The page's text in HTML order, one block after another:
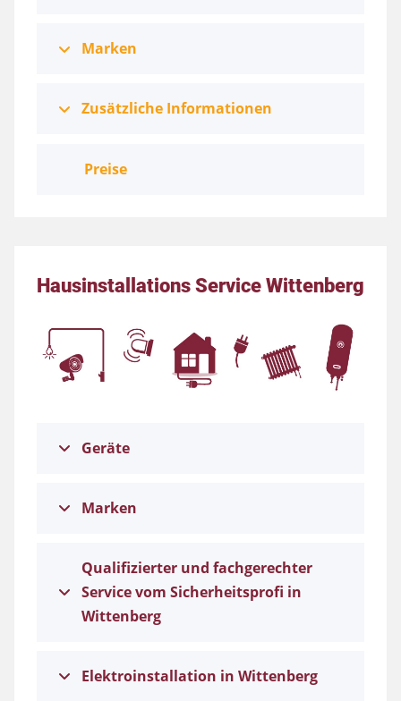
Marken
Zusätzliche Informationen
Preise
Hausinstallations Service Wittenberg
Geräte
Marken
Qualifizierter und fachgerechter
Service vom Sicherheitsprofi in
Wittenberg
Elektroinstallation in Wittenberg